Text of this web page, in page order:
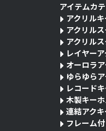
アイテムカ
アクリル
アクリル
アクリル
レイヤー
オーロラ
ゆらゆら
レコード
木製キーホ
連結アクキ
フレーム